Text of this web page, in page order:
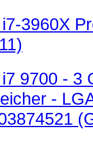
3960X
9700 - 3
-